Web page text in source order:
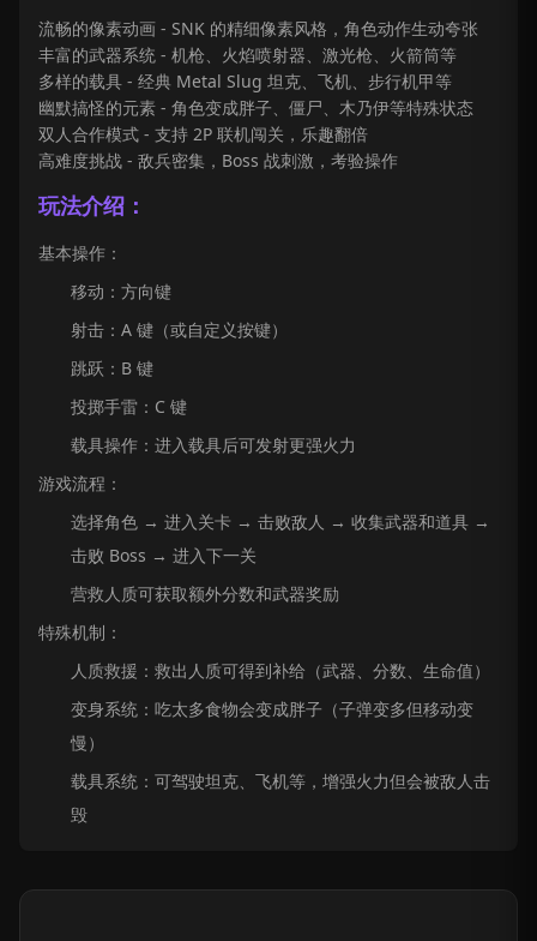
流畅的像素动画 - SNK 的精细像素风格，角色动作生动夸张
丰富的武器系统 - 机枪、火焰喷射器、激光枪、火箭筒等
多样的载具 - 经典 Metal Slug 坦克、飞机、步行机甲等
幽默搞怪的元素 - 角色变成胖子、僵尸、木乃伊等特殊状态
双人合作模式 - 支持 2P 联机闯关，乐趣翻倍
高难度挑战 - 敌兵密集，Boss 战刺激，考验操作
玩法介绍：
基本操作：
移动：方向键
射击：A 键（或自定义按键）
跳跃：B 键
投掷手雷：C 键
载具操作：进入载具后可发射更强火力
游戏流程：
选择角色 → 进入关卡 → 击败敌人 → 收集武器和道具 →
击败 Boss → 进入下一关
营救人质可获取额外分数和武器奖励
特殊机制：
人质救援：救出人质可得到补给（武器、分数、生命值）
变身系统：吃太多食物会变成胖子（子弹变多但移动变
慢）
载具系统：可驾驶坦克、飞机等，增强火力但会被敌人击
毁